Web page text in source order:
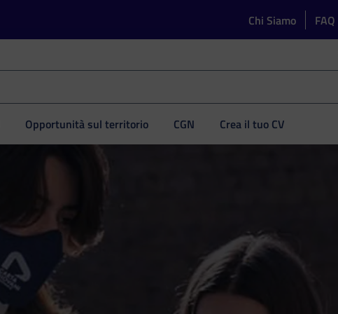
Chi Siamo FAQ
Opportunità sul territorio CGN Crea il tuo CV